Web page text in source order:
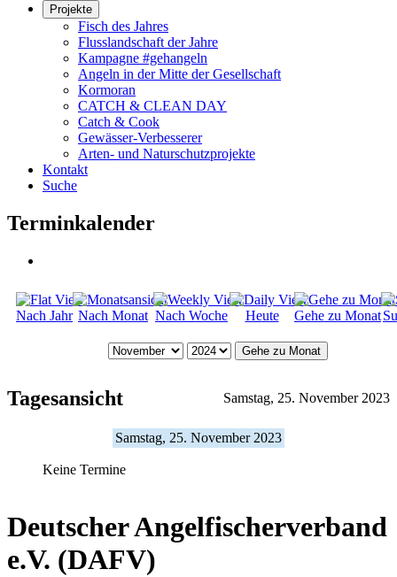
Projekte
Fisch des Jahres
Flusslandschaft der Jahre
Kampagne #gehangeln
Angeln in der Mitte der Gesellschaft
Kormoran
CATCH & CLEAN DAY
Catch & Cook
Gewässer-Verbesserer
Arten- und Naturschutzprojekte
Kontakt
Suche
Terminkalender
Nach Jahr Nach Monat Nach Woche Heute Gehe zu Monat
Gehe zu Monat
Tagesansicht Samstag, 25. November 2023
Samstag, 25. November 2023
Keine Termine
Deutscher Angelfischerverband
e.V. (DAFV)